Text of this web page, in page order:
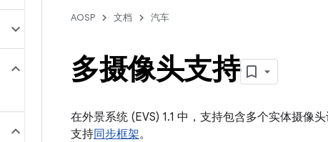
AOSP 文档 汽车
多摄像头支持
在外景系统 (EVS) 1.1 中，支持包含多个实体摄像
支持同步框架。